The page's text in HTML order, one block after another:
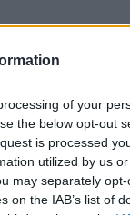
of your
the below opt-out
is processed
utilized by us
may separately
on the IAB’s list of